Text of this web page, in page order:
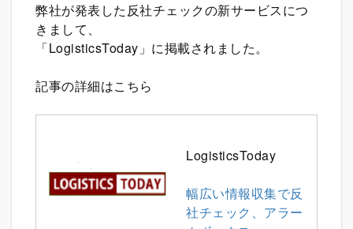
弊社が発表した反社チェックの新サービスにつ
きまして、
「LogisticsToday」に掲載されました。
記事の詳細はこちら
LogisticsToday
幅広い情報収集で反
社チェック、アラー